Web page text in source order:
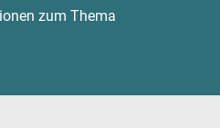
zum Thema